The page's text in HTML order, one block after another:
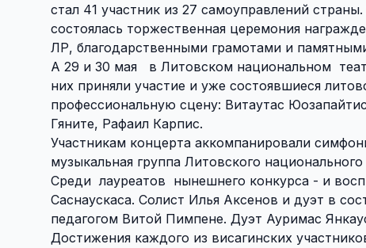
стал 41 участник из 27 самоуправлений
состоялась торжественная церемония
ЛР, благодарственными грамотами и
А 29 и 30 мая в Литовском национальном
них приняли участие и уже состоявшиеся
профессиональную сцену: Витаутас
Гяните, Рафаил Карпис.
Участникам концерта аккомпанировали
музыкальная группа Литовского
Среди лауреатов нынешнего конкурса - и
Саснаускаса. Солист Илья Аксенов и дуэт в
педагогом Витой Пимпене. Дуэт Ауримас
Достижения каждого из висагинских